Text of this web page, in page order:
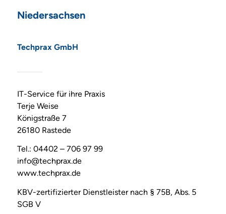
Niedersachsen
Techprax GmbH
IT-Service für ihre Praxis
Terje Weise
Königstraße 7
26180 Rastede
Tel.: 04402 – 706 97 99
info@techprax.de
www.techprax.de
KBV-zertifizierter Dienstleister nach § 75B, Abs. 5
SGB V